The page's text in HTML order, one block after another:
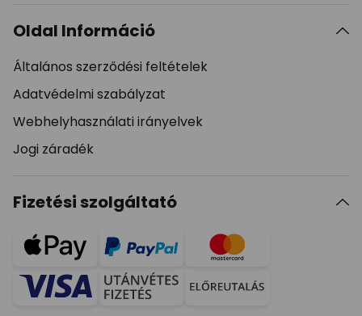
Oldal Információ
Általános szerződési feltételek
Adatvédelmi szabályzat
Webhelyhasználati irányelvek
Jogi záradék
Fizetési szolgáltató